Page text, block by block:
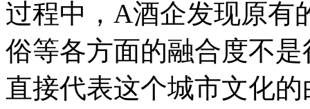
过程中，A酒企发现原有
俗等各方面的融合度不
直接代表这个城市文化